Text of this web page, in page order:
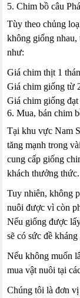
5. Chim bồ câu
Tùy theo chủng
không giống nhau,
như:
Giá chim thịt 1
Giá chim giống từ
Giá chim giống
6. Mua, bán chim
Tại khu vực Nam
tăng mạnh trong
cung cấp giống
khách thưởng thức.
Tuy nhiên, không
nuôi được vì còn
Nếu giống được
sẽ có sức đề
Nếu không muốn
mua vật nuôi tại
Chúng tôi là đơn